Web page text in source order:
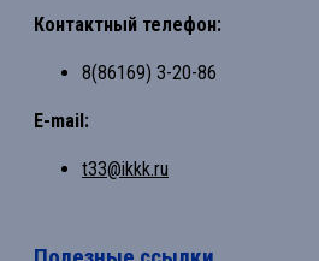
Контактный телефон:
8(86169) 3-20-86
E-mail:
t33@ikkk.ru